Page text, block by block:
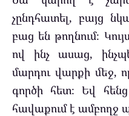
չընդհատել, բայց
բաց են թողնում։
ով ինչ ասաց,
մարդու վարքի մեջ,
գործի հետ։ Եվ
հավաքում է ամբողջ